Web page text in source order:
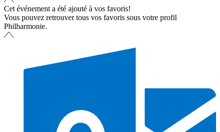
Cet événement a été ajouté à vos favoris!
Vous pouvez retrouver tous vos favoris sous votre profil
Philharmonie.